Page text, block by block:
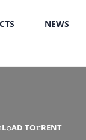
NEWS
TO𝚛RENT